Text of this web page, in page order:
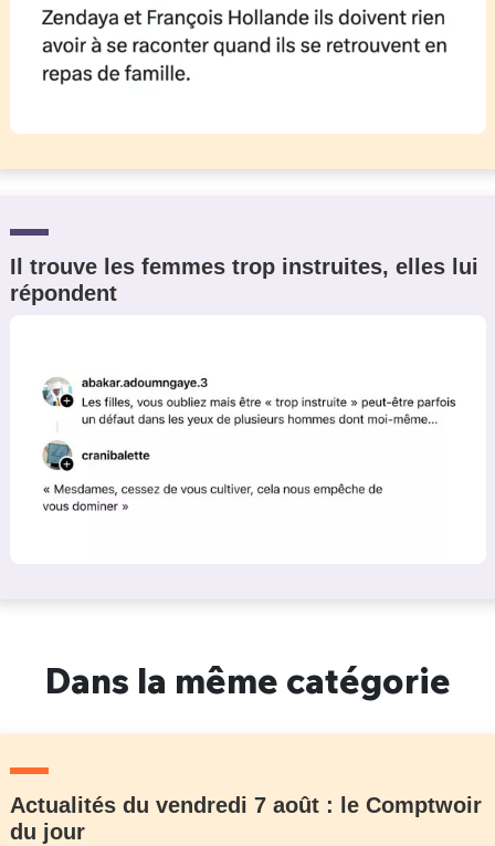
Il trouve les femmes trop instruites, elles lui
répondent
Dans la même catégorie
Actualités du vendredi 7 août : le Comptwoir
du jour